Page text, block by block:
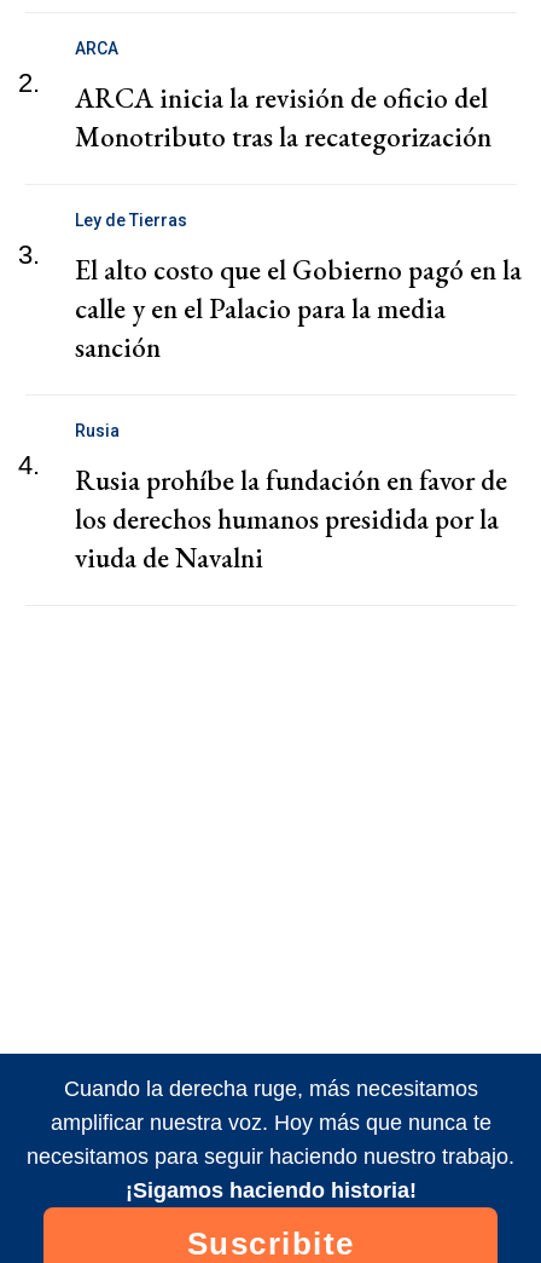
2.
ARCA
ARCA inicia la revisión de oficio del
Monotributo tras la recategorización
3.
Ley de Tierras
El alto costo que el Gobierno pagó en la
calle y en el Palacio para la media
sanción
4.
Rusia
Rusia prohíbe la fundación en favor de
los derechos humanos presidida por la
viuda de Navalni
Cuando la derecha ruge, más necesitamos
amplificar nuestra voz. Hoy más que nunca te
necesitamos para seguir haciendo nuestro trabajo.
¡Sigamos haciendo historia!
Suscribite